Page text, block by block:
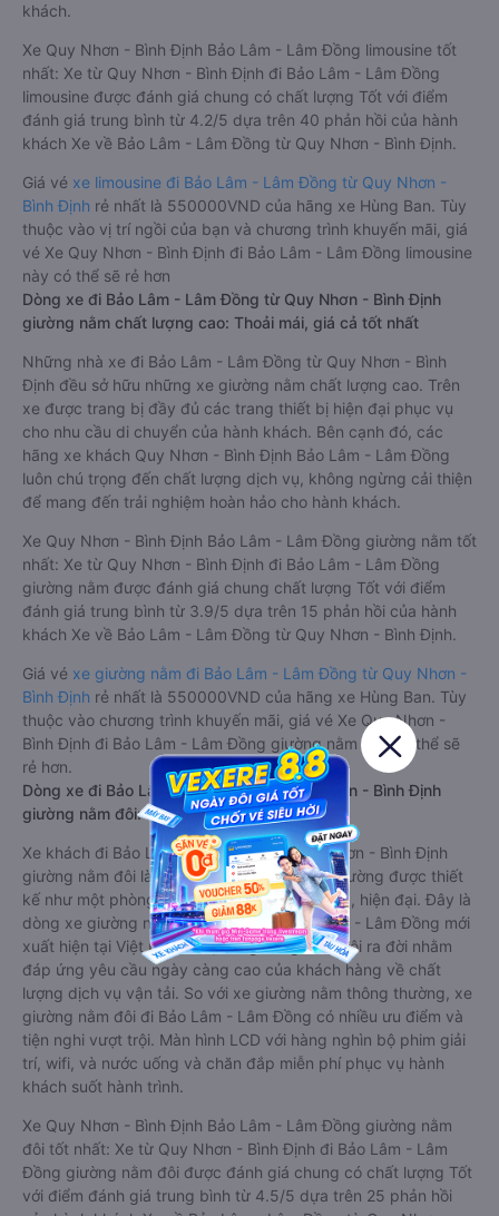
khách.
Xe Quy Nhơn - Bình Định Bảo Lâm - Lâm Đồng limousine tốt
nhất: Xe từ Quy Nhơn - Bình Định đi Bảo Lâm - Lâm Đồng
limousine được đánh giá chung có chất lượng Tốt với điểm
đánh giá trung bình từ 4.2/5 dựa trên 40 phản hồi của hành
khách Xe về Bảo Lâm - Lâm Đồng từ Quy Nhơn - Bình Định.
Giá vé xe limousine đi Bảo Lâm - Lâm Đồng từ Quy Nhơn -
Bình Định rẻ nhất là 550000VND của hãng xe Hùng Ban. Tùy
thuộc vào vị trí ngồi của bạn và chương trình khuyến mãi, giá
vé Xe Quy Nhơn - Bình Định đi Bảo Lâm - Lâm Đồng limousine
này có thể sẽ rẻ hơn
Dòng xe đi Bảo Lâm - Lâm Đồng từ Quy Nhơn - Bình Định
giường nằm chất lượng cao: Thoải mái, giá cả tốt nhất
Những nhà xe đi Bảo Lâm - Lâm Đồng từ Quy Nhơn - Bình
Định đều sở hữu những xe giường nằm chất lượng cao. Trên
xe được trang bị đầy đủ các trang thiết bị hiện đại phục vụ
cho nhu cầu di chuyển của hành khách. Bên cạnh đó, các
hãng xe khách Quy Nhơn - Bình Định Bảo Lâm - Lâm Đồng
luôn chú trọng đến chất lượng dịch vụ, không ngừng cải thiện
để mang đến trải nghiệm hoàn hảo cho hành khách.
Xe Quy Nhơn - Bình Định Bảo Lâm - Lâm Đồng giường nằm tốt
nhất: Xe từ Quy Nhơn - Bình Định đi Bảo Lâm - Lâm Đồng
giường nằm được đánh giá chung chất lượng Tốt với điểm
đánh giá trung bình từ 3.9/5 dựa trên 15 phản hồi của hành
khách Xe về Bảo Lâm - Lâm Đồng từ Quy Nhơn - Bình Định.
Giá vé xe giường nằm đi Bảo Lâm - Lâm Đồng từ Quy Nhơn -
Bình Định rẻ nhất là 550000VND của hãng xe Hùng Ban. Tùy
thuộc vào chương trình khuyến mãi, giá vé Xe Quy Nhơn -
Bình Định đi Bảo Lâm - Lâm Đồng giường nằm này có thể sẽ
rẻ hơn.
Dòng xe đi Bảo Lâm - Lâm Đồng từ Quy Nhơn - Bình Định
giường nằm đôi: Riêng tư, đầy đủ tiện nghi
Xe khách đi Bảo Lâm - Lâm Đồng từ Quy Nhơn - Bình Định
giường nằm đôi là loại xe đặc biệt. Với mỗi giường được thiết
kế như một phòng ngủ khách sạn sang trọng, hiện đại. Đây là
dòng xe giường nằm cho cặp đôi đi Bảo Lâm - Lâm Đồng mới
xuất hiện tại Việt Nam. Loại xe giường nằm đôi ra đời nhằm
đáp ứng yêu cầu ngày càng cao của khách hàng về chất
lượng dịch vụ vận tải. So với xe giường nằm thông thường, xe
giường nằm đôi đi Bảo Lâm - Lâm Đồng có nhiều ưu điểm và
tiện nghi vượt trội. Màn hình LCD với hàng nghìn bộ phim giải
trí, wifi, và nước uống và chăn đắp miễn phí phục vụ hành
khách suốt hành trình.
Xe Quy Nhơn - Bình Định Bảo Lâm - Lâm Đồng giường nằm
đôi tốt nhất: Xe từ Quy Nhơn - Bình Định đi Bảo Lâm - Lâm
Đồng giường nằm đôi được đánh giá chung có chất lượng Tốt
với điểm đánh giá trung bình từ 4.5/5 dựa trên 25 phản hồi